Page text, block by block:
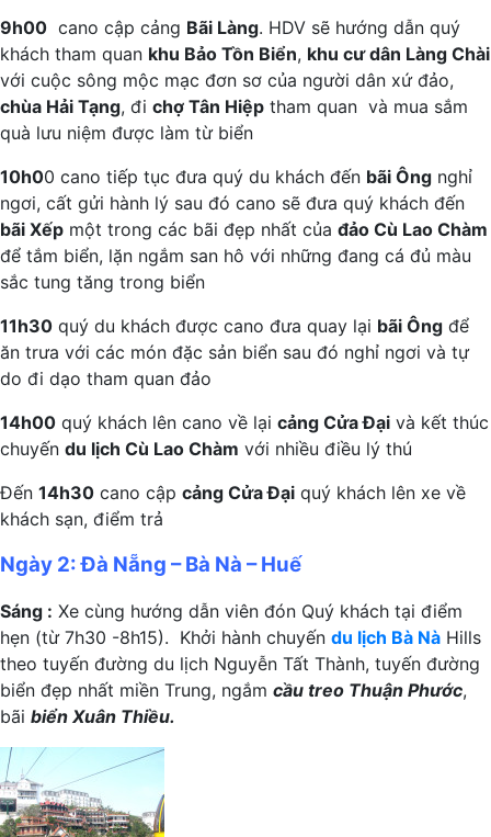
9h00 cano cập cảng Bãi Làng. HDV sẽ hướng dẫn quý
khách tham quan khu Bảo Tồn Biển, khu cư dân Làng Chài
với cuộc sông mộc mạc đơn sơ của người dân xứ đảo,
chùa Hải Tạng, đi chợ Tân Hiệp tham quan và mua sắm
quà lưu niệm được làm từ biển
10h00 cano tiếp tục đưa quý du khách đến bãi Ông nghỉ
ngơi, cất gửi hành lý sau đó cano sẽ đưa quý khách đến
bãi Xếp một trong các bãi đẹp nhất của đảo Cù Lao Chàm
để tắm biển, lặn ngắm san hô với những đang cá đủ màu
sắc tung tăng trong biển
11h30 quý du khách được cano đưa quay lại bãi Ông để
ăn trưa với các món đặc sản biển sau đó nghỉ ngơi và tự
do đi dạo tham quan đảo
14h00 quý khách lên cano về lại cảng Cửa Đại và kết thúc
chuyến du lịch Cù Lao Chàm với nhiều điều lý thú
Đến 14h30 cano cập cảng Cửa Đại quý khách lên xe về
khách sạn, điểm trả
Ngày 2: Đà Nẵng – Bà Nà – Huế
Sáng : Xe cùng hướng dẫn viên đón Quý khách tại điểm
hẹn (từ 7h30 -8h15). Khởi hành chuyến du lịch Bà Nà Hills
theo tuyến đường du lịch Nguyễn Tất Thành, tuyến đường
biển đẹp nhất miền Trung, ngắm cầu treo Thuận Phước,
bãi biển Xuân Thiều.